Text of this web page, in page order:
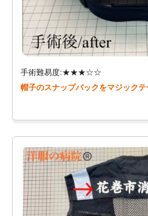
手術難易度:★★★☆☆
帽子のスナップバックをマジック